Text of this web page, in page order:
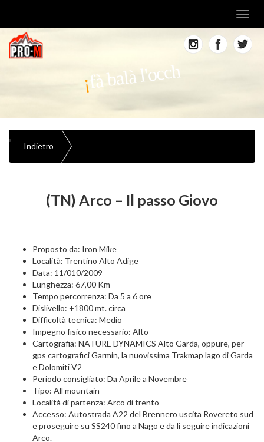
fà balà l'occh
Indietro
(TN) Arco – Il passo Giovo
Proposto da: Iron Mike
Località: Trentino Alto Adige
Data: 11/010/2009
Lunghezza: 67,00 Km
Tempo percorrenza: Da 5 a 6 ore
Dislivello: +1800 mt. circa
Difficoltà tecnica: Medio
Impegno fisico necessario: Alto
Cartografia: NATURE DYNAMICS Alto Garda, oppure, per
gps cartografici Garmin, la nuovissima Trakmap lago di Garda
e Dolomiti V2
Periodo consigliato: Da Aprile a Novembre
Tipo: All mountain
Località di partenza: Arco di trento
Accesso: Autostrada A22 del Brennero uscita Rovereto sud
e proseguire su SS240 fino a Nago e da li seguire indicazioni
Arco.